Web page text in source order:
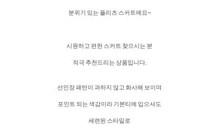
분위기 있는 플리츠 스커트에요~
시원하고 편한 스커트 찾으시는 분
적극 추천드리는 상품입니다.
선인장 패턴이 과하지 않고 화사해 보이며
포인트 되는 색감이라 기본티에 입으셔도
세련된 스타일로